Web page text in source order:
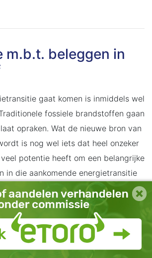
m.b.t. beleggen in
gaat komen is inmiddels wel
fossiele brandstoffen gaan
opraken. Wat de nieuwe bron van
is nog wel iets dat heel onzeker
potentie heeft om een belangrijke
in die aankomende energietransitie
dat goed zou kunnen. Japan
aan de eerste waterstofeconomie te
enkele kritische geluiden zijn ook
aan het experimenteren met